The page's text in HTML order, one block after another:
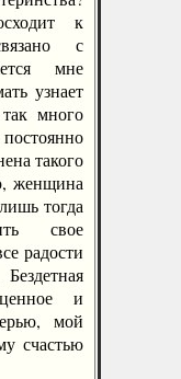
к
с
мне
узнает
много
такого
женщина
тогда
свое
радости
и
мой
счастью